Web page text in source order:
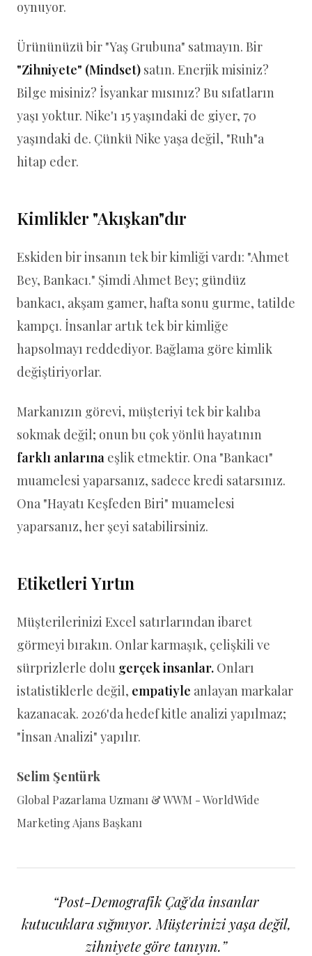
oynuyor.
Ürününüzü bir "Yaş Grubuna" satmayın. Bir
"Zihniyete" (Mindset) satın. Enerjik misiniz?
Bilge misiniz? İsyankar mısınız? Bu sıfatların
yaşı yoktur. Nike'ı 15 yaşındaki de giyer, 70
yaşındaki de. Çünkü Nike yaşa değil, "Ruh"a
hitap eder.
Kimlikler "Akışkan"dır
Eskiden bir insanın tek bir kimliği vardı: "Ahmet
Bey, Bankacı." Şimdi Ahmet Bey; gündüz
bankacı, akşam gamer, hafta sonu gurme, tatilde
kampçı. İnsanlar artık tek bir kimliğe
hapsolmayı reddediyor. Bağlama göre kimlik
değiştiriyorlar.
Markanızın görevi, müşteriyi tek bir kalıba
sokmak değil; onun bu çok yönlü hayatının
farklı anlarına eşlik etmektir. Ona "Bankacı"
muamelesi yaparsanız, sadece kredi satarsınız.
Ona "Hayatı Keşfeden Biri" muamelesi
yaparsanız, her şeyi satabilirsiniz.
Etiketleri Yırtın
Müşterilerinizi Excel satırlarından ibaret
görmeyi bırakın. Onlar karmaşık, çelişkili ve
sürprizlerle dolu gerçek insanlar. Onları
istatistiklerle değil, empatiyle anlayan markalar
kazanacak. 2026'da hedef kitle analizi yapılmaz;
"İnsan Analizi" yapılır.
Selim Şentürk
Global Pazarlama Uzmanı & WWM - WorldWide
Marketing Ajans Başkanı
“Post-Demografik Çağ'da insanlar
kutucuklara sığmıyor. Müşterinizi yaşa değil,
zihniyete göre tanıyın.”